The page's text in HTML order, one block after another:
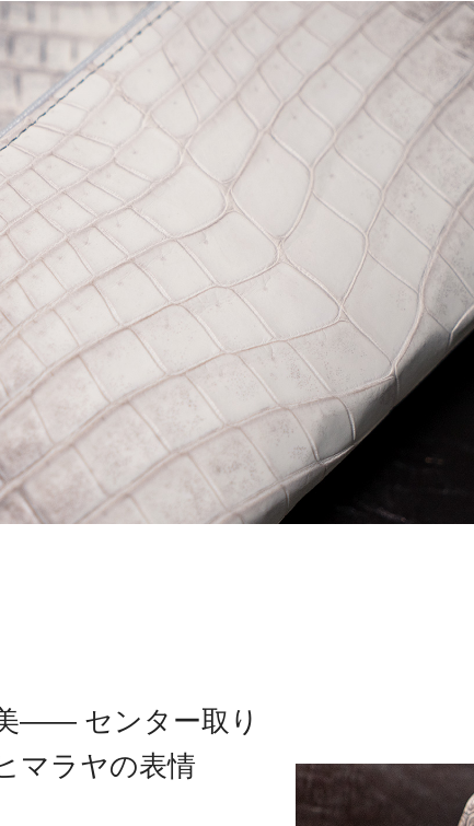
―― センター取り
マラヤの表情